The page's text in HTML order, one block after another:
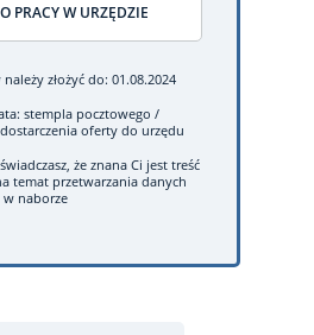
PRACY W URZĘDZIE
złożyć do: 01.08.2024
stempla pocztowego /
oferty do urzędu
że znana Ci jest treść
temat przetwarzania danych
naborze